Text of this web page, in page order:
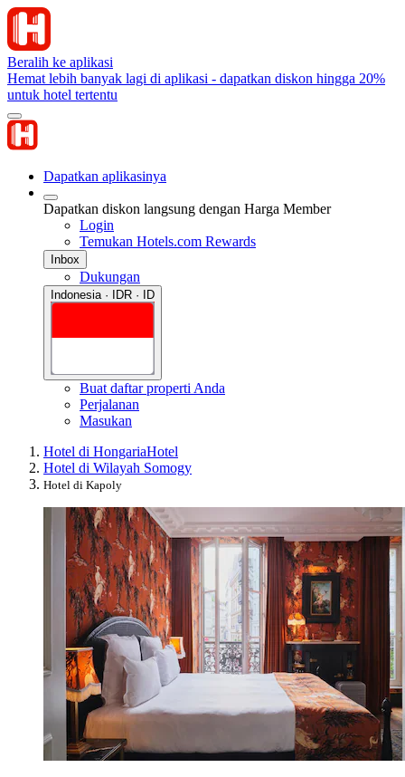
Beralih ke aplikasi
Hemat lebih banyak lagi di aplikasi - dapatkan diskon hingga 20%
untuk hotel tertentu
Dapatkan aplikasinya
Dapatkan diskon langsung dengan Harga Member
Login
Temukan Hotels.com Rewards
Inbox
Dukungan
Indonesia · IDR · ID
Buat daftar properti Anda
Perjalanan
Masukan
Hotel di HongariaHotel
Hotel di Wilayah Somogy
Hotel di Kapoly